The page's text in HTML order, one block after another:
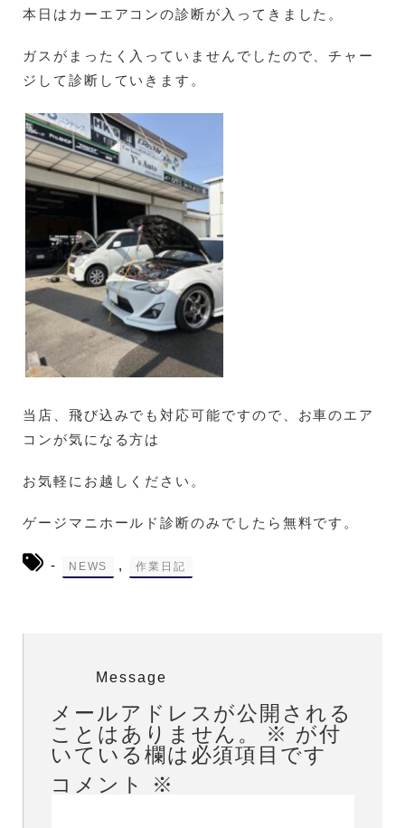
本日はカーエアコンの診断が入ってきました。
ガスがまったく入っていませんでしたので、チャー
ジして診断していきます。
当店、飛び込みでも対応可能ですので、お車のエア
コンが気になる方は
お気軽にお越しください。
ゲージマニホールド診断のみでしたら無料です。
- NEWS , 作業日記
Message
メールアドレスが公開される
ことはありません。
※ が付
いている欄は必須項目です
コメント
※